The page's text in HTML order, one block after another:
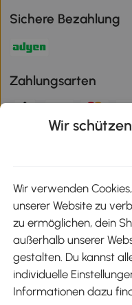
Sichere Bezahlung
Zahlungsarten
Aosom-App
Wir
Wir verwenden
unserer Website zu
zu ermöglichen, dein
außerhalb unserer
gestalten. Du kannst
individuelle
Informationen dazu